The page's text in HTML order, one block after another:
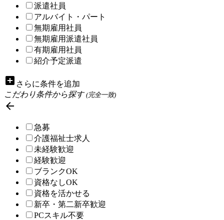
派遣社員
アルバイト・パート
無期雇用社員
無期雇用派遣社員
有期雇用社員
紹介予定派遣
add_box さらに条件を追加
こだわり条件から探す(完全一致)

急募
介護福祉士求人
未経験歓迎
経験歓迎
ブランクOK
資格なしOK
資格を活かせる
新卒・第二新卒歓迎
PCスキル不要